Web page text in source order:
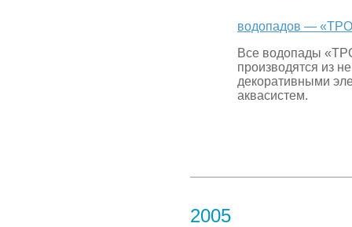
водопадов — «
Все водопады
производятся из
декоративными
аквасистем.
2005